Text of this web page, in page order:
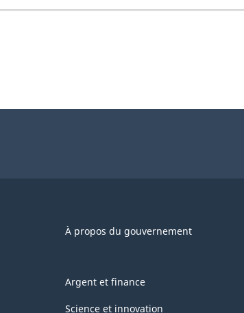
À propos du gouvernement
Argent et finance
Science et innovation